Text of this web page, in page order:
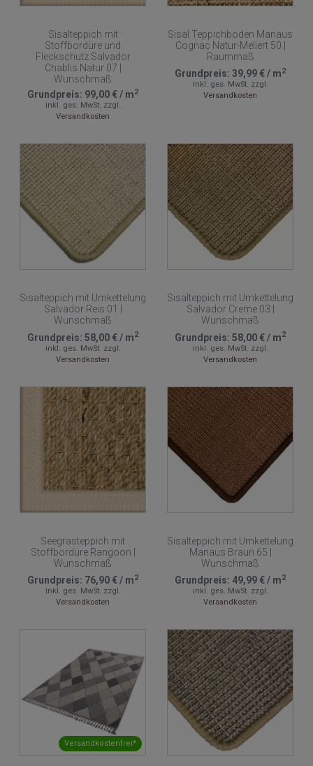
Sisalteppich mit
Stoffbordüre und
Fleckschutz Salvador
Chablis Natur 07 |
Wunschmaß
Grundpreis: 99,00 €/ m2
inkl. ges. MwSt. zzgl.
Versandkosten
Sisal Teppichboden Manaus
Cognac Natur-Meliert 50 |
Raummaß
Grundpreis: 39,99 €/ m2
inkl. ges. MwSt. zzgl.
Versandkosten
Sisalteppich mit Umkettelung
Salvador Reis 01 |
Wunschmaß
Grundpreis: 58,00 €/ m2
inkl. ges. MwSt. zzgl.
Versandkosten
Sisalteppich mit Umkettelung
Salvador Creme 03 |
Wunschmaß
Grundpreis: 58,00 €/ m2
inkl. ges. MwSt. zzgl.
Versandkosten
Seegrasteppich mit
Stoffbordüre Rangoon |
Wunschmaß
Grundpreis: 76,90 €/ m2
inkl. ges. MwSt. zzgl.
Versandkosten
Sisalteppich mit Umkettelung
Manaus Braun 65 |
Wunschmaß
Grundpreis: 49,99 €/ m2
inkl. ges. MwSt. zzgl.
Versandkosten
Versandkostenfrei*